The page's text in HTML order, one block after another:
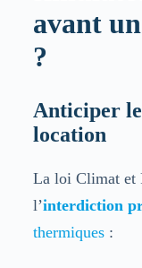
avant
?
Anticiper
location
La loi Climat et
l’interdiction
thermiques: